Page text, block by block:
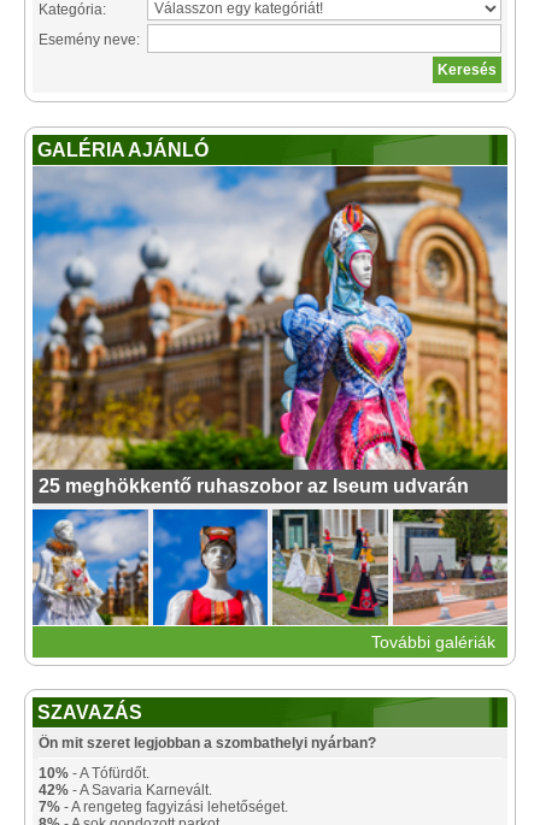
Kategória:
Esemény neve:
GALÉRIA AJÁNLÓ
25 meghökkentő ruhaszobor az Iseum udvarán
További galériák
SZAVAZÁS
Ön mit szeret legjobban a szombathelyi nyárban?
10% - A Tófürdőt.
42% - A Savaria Karnevált.
7% - A rengeteg fagyizási lehetőséget.